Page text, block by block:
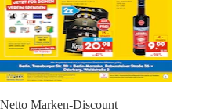
Netto Marken-Discount